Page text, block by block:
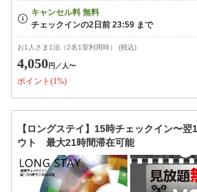
お1人さま1泊（2名1室利用時） (税込)
4,050円 ／人〜
ポイント(1%)
【ロングステイ】15時チェックイン〜
ウト 最大21時間滞在可能